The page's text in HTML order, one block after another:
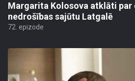
Margarita Kolosova atklāti par
nedrošības sajūtu Latgalē
72. epizode